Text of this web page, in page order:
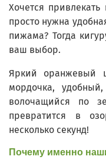
Хочется
просто нужна
пижама? Тогда
ваш выбор.
Яркий оранжевый
мордочка,
волочащийся по
превратится в
несколько секунд!
Почему именно